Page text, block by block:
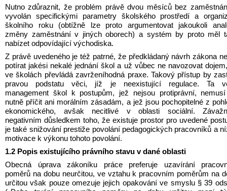
Nutno zdůraznit, že problém právě dvou měsíců bez
vyvolán specifickými parametry školského prostředí a
školního roku (obtížně lze proto argumentovat jakoukoli
změny zaměstnání v jiných oborech) a systém by proto měl
nabízet odpovídající východiska.
Z právě uvedeného je též patrné, že předkládaný návrh zákona
potírat jakési nekalé jednání škol a už vůbec ne navozovat
ve školách převládá zavrženíhodná praxe. Takový přístup by
pravou podstatu věci, jíž je neexistující regulace. Ta
management škol k postupům, jež nejsou protiprávní,
nutně příčit ani morálním zásadám, a jež jsou pochopitelné z
ekonomického, avšak necitlivé v oblasti sociální.
negativním důsledkem toho, že existuje prostor pro uvedené
je také snižování prestiže povolání pedagogických pracovníků a
motivace k výkonu tohoto povolání.
1.2 Popis existujícího právního stavu v dané oblasti
Obecná úprava zákoníku práce preferuje uzavírání
poměrů na dobu neurčitou, ve vztahu k pracovním poměrům na
určitou však pouze omezuje jejich opakování ve smyslu § 39